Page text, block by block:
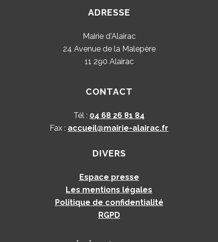
ADRESSE
Mairie d'Alairac
24 Avenue de la Malepère
11 290 Alairac
CONTACT
Tél : 04 68 26 81 84
Fax : accueil@mairie-alairac.fr
DIVERS
Espace presse
Les mentions légales
Politique de confidentialité
RGPD